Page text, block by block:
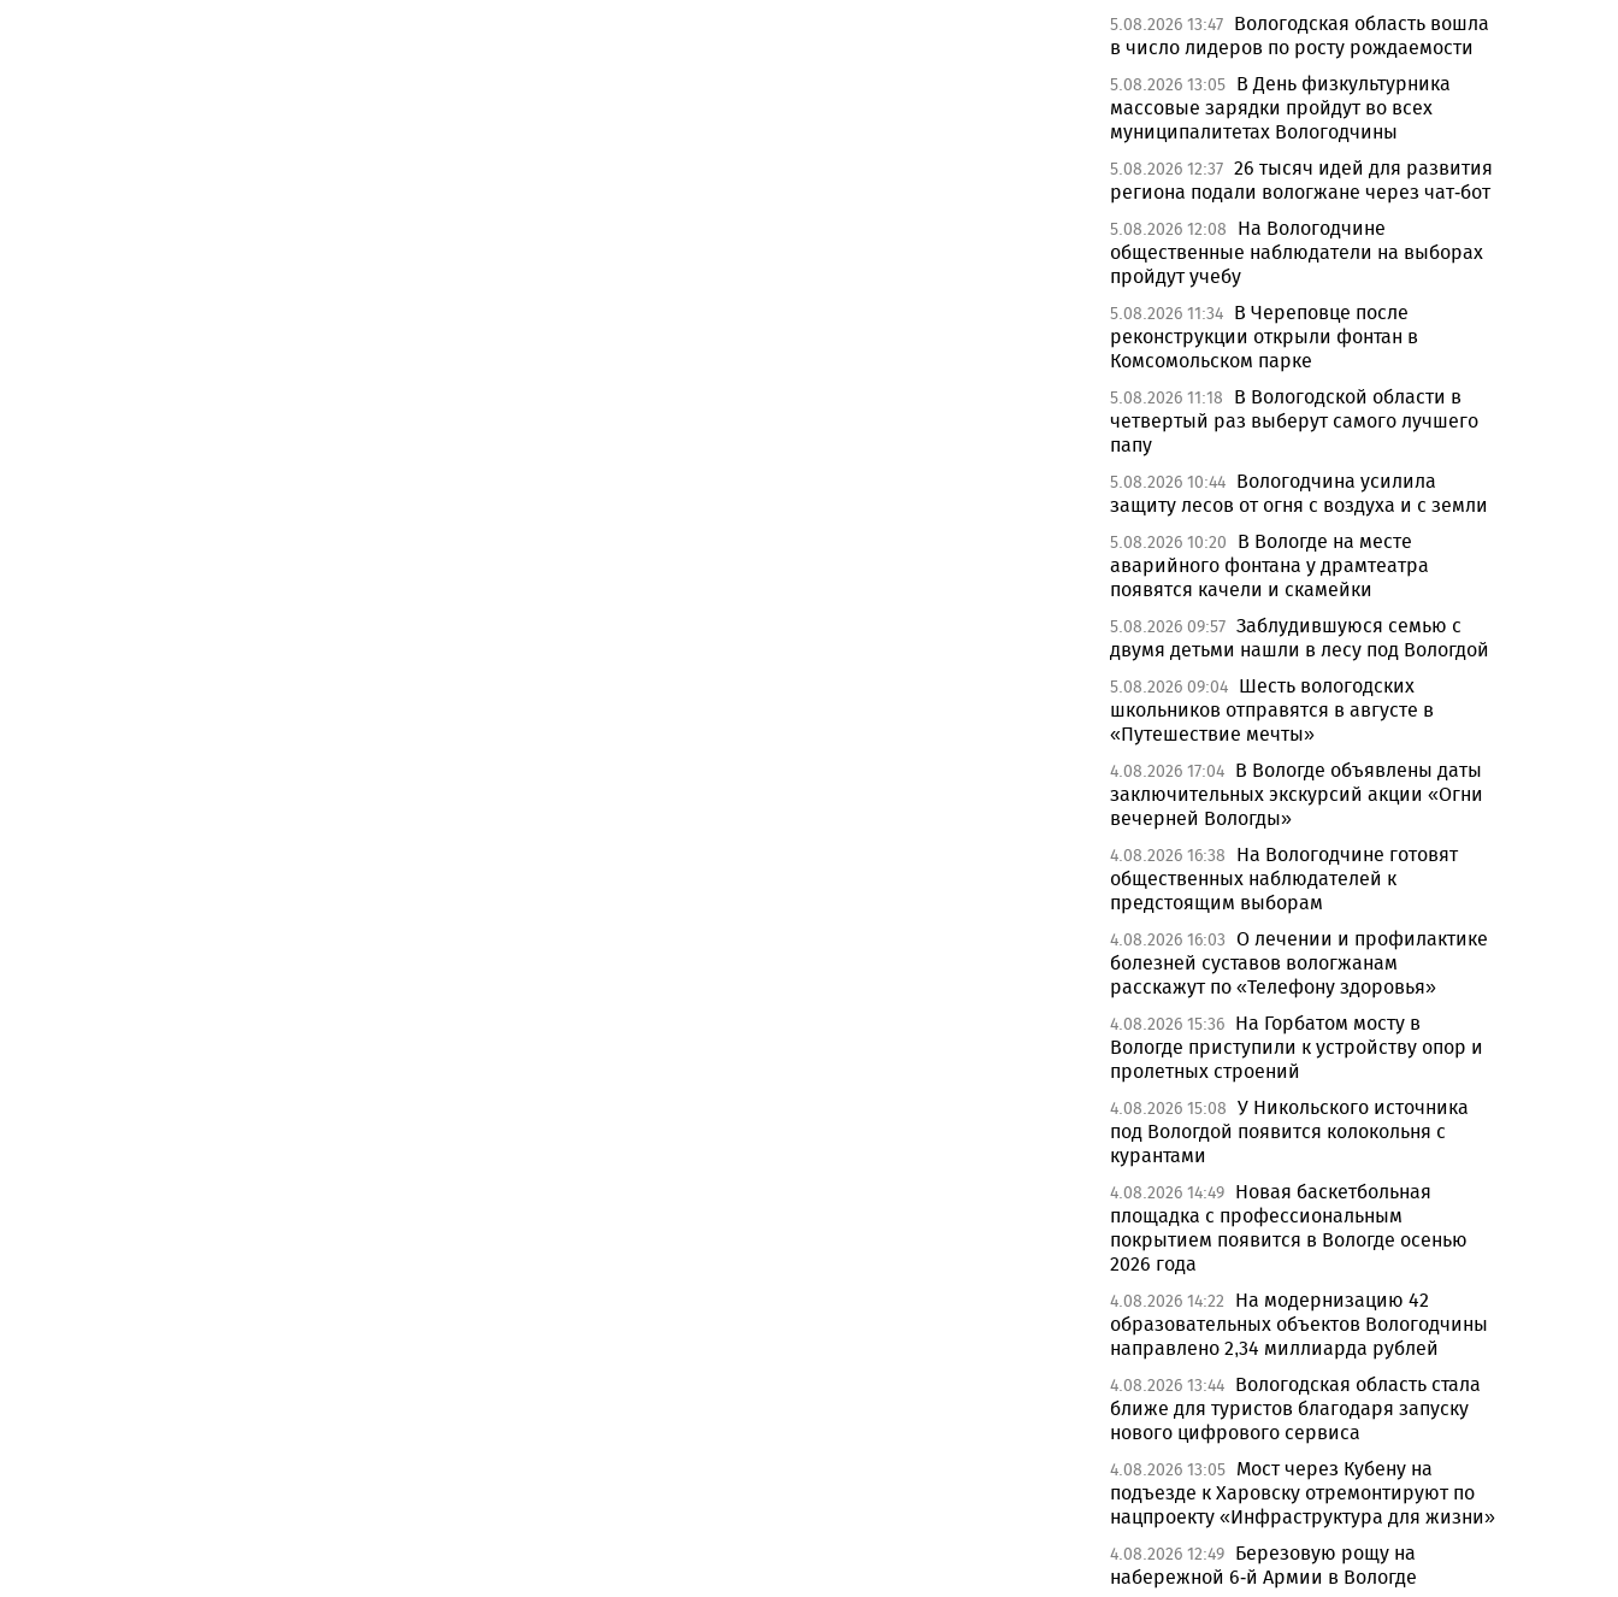
5.08.2026 13:47 Вологодская область вошла
в число лидеров по росту рождаемости
5.08.2026 13:05 В День физкультурника
массовые зарядки пройдут во всех
муниципалитетах Вологодчины
5.08.2026 12:37 26 тысяч идей для развития
региона подали вологжане через чат-бот
5.08.2026 12:08
На Вологодчине
общественные наблюдатели на выборах
пройдут учебу
5.08.2026 11:34 В Череповце после
реконструкции открыли фонтан в
Комсомольском парке
5.08.2026 11:18
В Вологодской области в
четвертый раз выберут самого лучшего
папу
5.08.2026 10:44 Вологодчина усилила
защиту лесов от огня с воздуха и с земли
5.08.2026 10:20
В Вологде на месте
аварийного фонтана у драмтеатра
появятся качели и скамейки
5.08.2026 09:57 Заблудившуюся семью с
двумя детьми нашли в лесу под Вологдой
5.08.2026 09:04 Шесть вологодских
школьников отправятся в августе в
«Путешествие мечты»
4.08.2026 17:04 В Вологде объявлены даты
заключительных экскурсий акции «Огни
вечерней Вологды»
4.08.2026 16:38
На Вологодчине готовят
общественных наблюдателей к
предстоящим выборам
4.08.2026 16:03 О лечении и профилактике
болезней суставов вологжанам
расскажут по «Телефону здоровья»
4.08.2026 15:36 На Горбатом мосту в
Вологде приступили к устройству опор и
пролетных строений
4.08.2026 15:08 У Никольского источника
под Вологдой появится колокольня с
курантами
4.08.2026 14:49 Новая баскетбольная
площадка с профессиональным
покрытием появится в Вологде осенью
2026 года
4.08.2026 14:22
На модернизацию 42
образовательных объектов Вологодчины
направлено 2,34 миллиарда рублей
4.08.2026 13:44 Вологодская область стала
ближе для туристов благодаря запуску
нового цифрового сервиса
4.08.2026 13:05 Мост через Кубену на
подъезде к Харовску отремонтируют по
нацпроекту «Инфраструктура для жизни»
4.08.2026 12:49 Березовую рощу на
набережной 6-й Армии в Вологде